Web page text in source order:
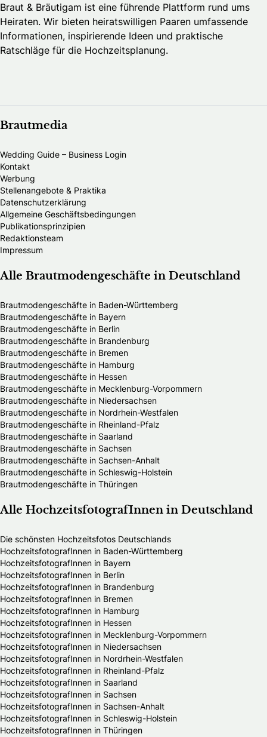
Braut & Bräutigam ist eine führende Plattform rund ums
Heiraten. Wir bieten heiratswilligen Paaren umfassende
Informationen, inspirierende Ideen und praktische
Ratschläge für die Hochzeitsplanung.
Brautmedia
Wedding Guide – Business Login
Kontakt
Werbung
Stellenangebote & Praktika
Datenschutzerklärung
Allgemeine Geschäftsbedingungen
Publikationsprinzipien
Redaktionsteam
Impressum
Alle Brautmodengeschäfte in Deutschland
Brautmodengeschäfte in Baden-Württemberg
Brautmodengeschäfte in Bayern
Brautmodengeschäfte in Berlin
Brautmodengeschäfte in Brandenburg
Brautmodengeschäfte in Bremen
Brautmodengeschäfte in Hamburg
Brautmodengeschäfte in Hessen
Brautmodengeschäfte in Mecklenburg-Vorpommern
Brautmodengeschäfte in Niedersachsen
Brautmodengeschäfte in Nordrhein-Westfalen
Brautmodengeschäfte in Rheinland-Pfalz
Brautmodengeschäfte in Saarland
Brautmodengeschäfte in Sachsen
Brautmodengeschäfte in Sachsen-Anhalt
Brautmodengeschäfte in Schleswig-Holstein
Brautmodengeschäfte in Thüringen
Alle HochzeitsfotografInnen in Deutschland
Die schönsten Hochzeitsfotos Deutschlands
HochzeitsfotografInnen in Baden-Württemberg
HochzeitsfotografInnen in Bayern
HochzeitsfotografInnen in Berlin
HochzeitsfotografInnen in Brandenburg
HochzeitsfotografInnen in Bremen
HochzeitsfotografInnen in Hamburg
HochzeitsfotografInnen in Hessen
HochzeitsfotografInnen in Mecklenburg-Vorpommern
HochzeitsfotografInnen in Niedersachsen
HochzeitsfotografInnen in Nordrhein-Westfalen
HochzeitsfotografInnen in Rheinland-Pfalz
HochzeitsfotografInnen in Saarland
HochzeitsfotografInnen in Sachsen
HochzeitsfotografInnen in Sachsen-Anhalt
HochzeitsfotografInnen in Schleswig-Holstein
HochzeitsfotografInnen in Thüringen